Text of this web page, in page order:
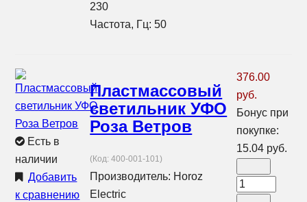
230
Частота, Гц: 50
Есть в
наличии
Добавить
к сравнению
Пластмассовый
светильник УФО
Роза Ветров
(Код:400-001-101)
Производитель: Horoz
Electric
376.00
руб.
Бонус при
покупке:
15.04 руб.